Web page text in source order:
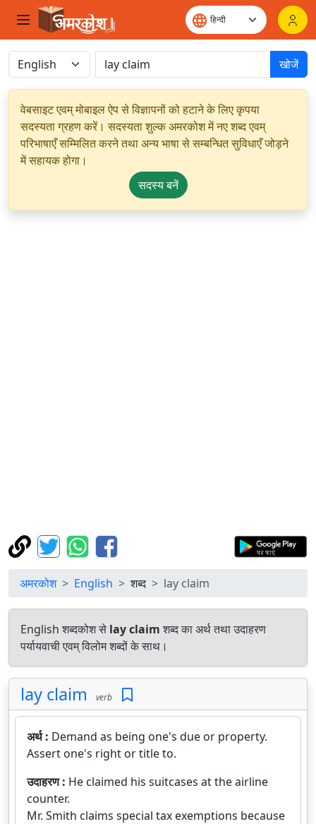
खोजें
वेबसाइट एवम् मोबाइल ऐप से विज्ञापनों को हटाने के लिए कृपया
सदस्यता ग्रहण करें। सदस्यता शुल्क अमरकोश में नए शब्द एवम्
परिभाषाएँ सम्मिलित करने तथा अन्य भाषा से सम्बन्धित सुविधाएँ जोड़ने
में सहायक होगा।
सदस्य बनें
अमरकोश English शब्द lay claim
English शब्दकोश से lay claimशब्द का अर्थ तथा उदाहरण
पर्यायवाची एवम् विलोम शब्दों के साथ।
lay claim verb
अर्थ : Demand as being one's due or property.
Assert one's right or title to.
उदाहरण : He claimed his suitcases at the airline
counter.
Mr. Smith claims special tax exemptions because